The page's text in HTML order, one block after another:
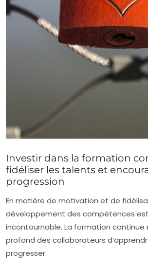
Investir dans la formation
fidéliser les talents et
progression
En matière de motivation et de
développement des compétences
incontournable. La formation continue
profond des collaborateurs
progresser.